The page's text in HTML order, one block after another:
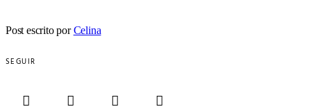
Post escrito por Celina
SEGUIR